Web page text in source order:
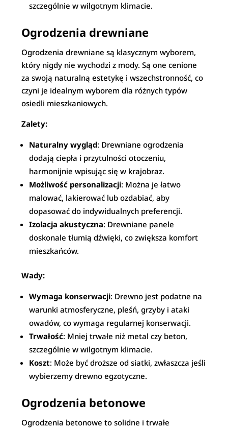
szczególnie w wilgotnym klimacie.
Ogrodzenia drewniane
Ogrodzenia drewniane są klasycznym wyborem,
który nigdy nie wychodzi z mody. Są one cenione
za swoją naturalną estetykę i wszechstronność, co
czyni je idealnym wyborem dla różnych typów
osiedli mieszkaniowych.
Zalety:
Naturalny wygląd: Drewniane ogrodzenia
dodają ciepła i przytulności otoczeniu,
harmonijnie wpisując się w krajobraz.
Możliwość personalizacji: Można je łatwo
malować, lakierować lub ozdabiać, aby
dopasować do indywidualnych preferencji.
Izolacja akustyczna: Drewniane panele
doskonale tłumią dźwięki, co zwiększa komfort
mieszkańców.
Wady:
Wymaga konserwacji: Drewno jest podatne na
warunki atmosferyczne, pleśń, grzyby i ataki
owadów, co wymaga regularnej konserwacji.
Trwałość: Mniej trwałe niż metal czy beton,
szczególnie w wilgotnym klimacie.
Koszt: Może być droższe od siatki, zwłaszcza jeśli
wybierzemy drewno egzotyczne.
Ogrodzenia betonowe
Ogrodzenia betonowe to solidne i trwałe